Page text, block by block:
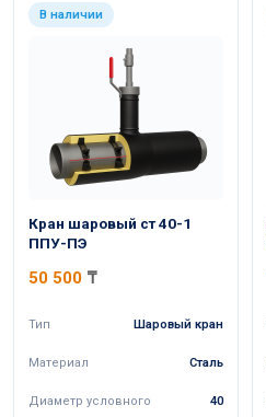
В наличии
Кран шаровый ст 40-1
ППУ-ПЭ
50 500 ₸
Тип Шаровый кран
Материал Сталь
Диаметр условного 40